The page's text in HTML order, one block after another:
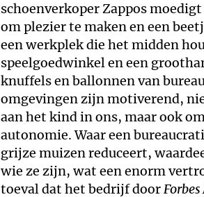
schoenverkoper Zappos
om plezier te maken en een
een werkplek die het midden
speelgoedwinkel en een
knuffels en ballonnen van
omgevingen zijn motiverend,
aan het kind in ons, maar ook
autonomie. Waar een
grijze muizen reduceert,
wie ze zijn, wat een enorm
toeval dat het bedrijf door